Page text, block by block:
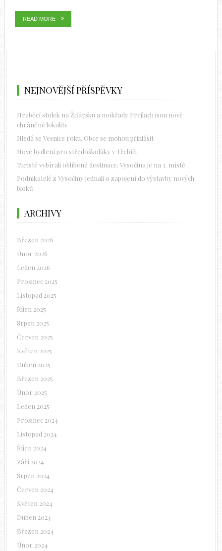
READ MORE
NEJNOVĚJŠÍ PŘÍSPĚVKY
Hraběcí stolek na Žďársku a mokřady Frejlach jsou nově
chráněné lokality
Hledá se Vesnice roku. Obce se mohou přihlásit
Nové bydlení pro středoškoláky v Třebíči
Turisté vybírali oblíbené destinace. Vysočina je na 3. místě
Podnikatelé z Vysočiny jednali o zapojení do výstavby nových
bloků
ARCHIVY
Březen 2026
Únor 2026
Leden 2026
Prosinec 2025
Listopad 2025
Říjen 2025
Srpen 2025
Červen 2025
Květen 2025
Duben 2025
Březen 2025
Únor 2025
Leden 2025
Prosinec 2024
Listopad 2024
Říjen 2024
Září 2024
Srpen 2024
Červen 2024
Květen 2024
Duben 2024
Březen 2024
Únor 2024